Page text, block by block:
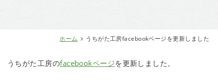
ホーム うちがた工房facebookページを更新しました
うちがた工房のfacebookページを更新しました。